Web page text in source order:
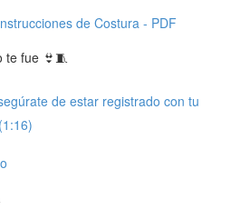
de Costura - PDF
te fue 👙🧵
de estar registrado con tu